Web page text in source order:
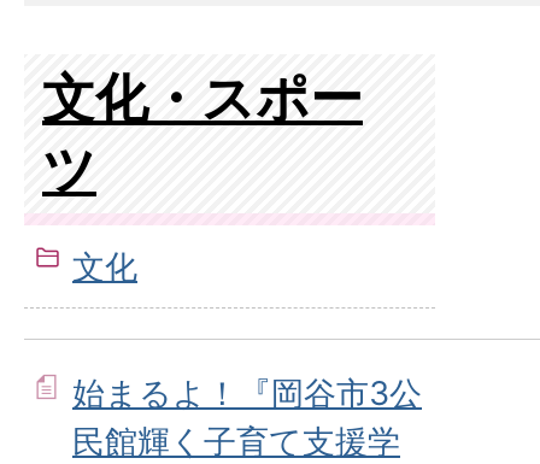
文化・スポー
ツ
文化
始まるよ！『岡谷市3公
民館輝く子育て支援学